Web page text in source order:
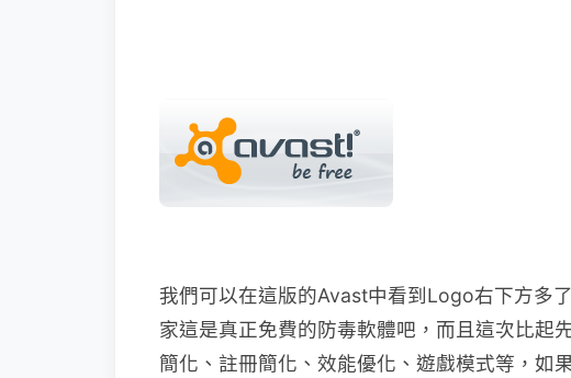
我們可以在這版的Avast中看到Logo右下方多
家這是真正免費的防毒軟體吧，而且這次比起
簡化、註冊簡化、效能優化、遊戲模式等，如